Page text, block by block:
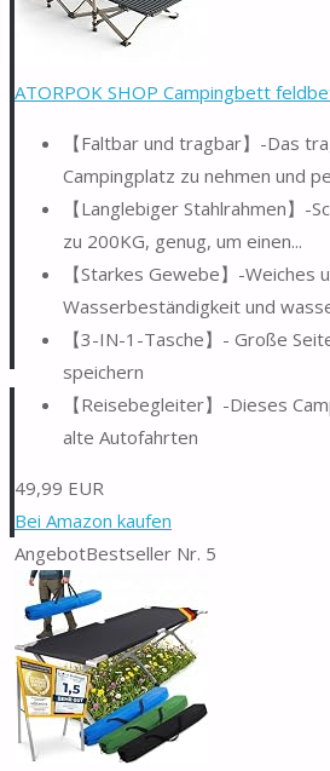
ATORPOK SHOP Campingbett
【Faltbar und tragbar】-Das
Campingplatz zu nehmen und
【Langlebiger Stahlrahmen】
zu 200KG, genug, um einen...
【Starkes Gewebe】-
Wasserbeständigkeit und
【3-IN-1-Tasche】- Große
speichern
【Reisebegleiter】-Dieses
alte Autofahrten
49,99 EUR
Bei Amazon kaufen
AngebotBestseller Nr. 5